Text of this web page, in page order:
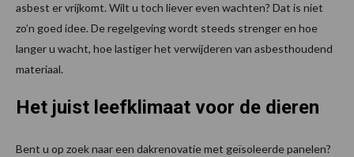
asbest er vrijkomt. Wilt u toch liever even wachten? Dat is niet
zo’n goed idee. De regelgeving wordt steeds strenger en hoe
langer u wacht, hoe lastiger het verwijderen van asbesthoudend
materiaal.
Het juist leefklimaat voor de dieren
Bent u op zoek naar een dakrenovatie met geïsoleerde panelen?